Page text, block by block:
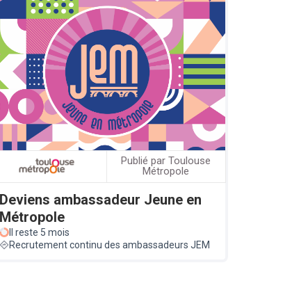
Publié par Toulouse
Métropole
Deviens ambassadeur Jeune en
Métropole
Il reste 5 mois
Recrutement continu des ambassadeurs JEM